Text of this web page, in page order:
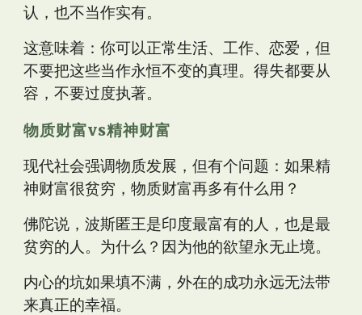
认，也不当作实有。
这意味着：你可以正常生活、工作、恋爱，但
不要把这些当作永恒不变的真理。得失都要从
容，不要过度执著。
物质财富vs精神财富
现代社会强调物质发展，但有个问题：如果精
神财富很贫穷，物质财富再多有什么用？
佛陀说，波斯匿王是印度最富有的人，也是最
贫穷的人。为什么？因为他的欲望永无止境。
内心的坑如果填不满，外在的成功永远无法带
来真正的幸福。